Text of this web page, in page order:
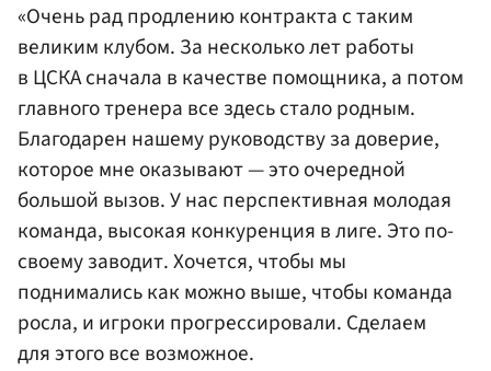
«Очень рад продлению контракта с таким
великим клубом. За несколько лет работы
в ЦСКА сначала в качестве помощника, а потом
главного тренера все здесь стало родным.
Благодарен нашему руководству за доверие,
которое мне оказывают — это очередной
большой вызов. У нас перспективная молодая
команда, высокая конкуренция в лиге. Это по-
своему заводит. Хочется, чтобы мы
поднимались как можно выше, чтобы команда
росла, и игроки прогрессировали. Сделаем
для этого все возможное.